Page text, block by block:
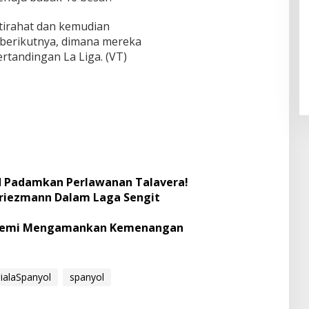
dan kemudian
dimana mereka
La Liga. (VT)
Perlawanan Talavera!
Dalam Laga Sengit
Mengamankan Kemenangan
spanyol
Pendaftaran Istana Dibuka,
Warga Berebut Kuota
Di Daerah, Nasional